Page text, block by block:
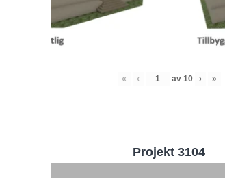
« ‹ av 10 › »
Projekt 3104